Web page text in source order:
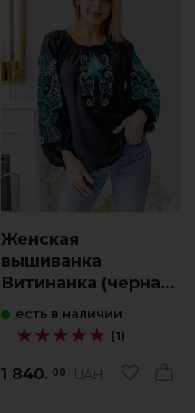
Женская
вышиванка
Витинанка (черная
есть в наличии
★★★★★
★★★★★ (1)
1 840. 00 UAH